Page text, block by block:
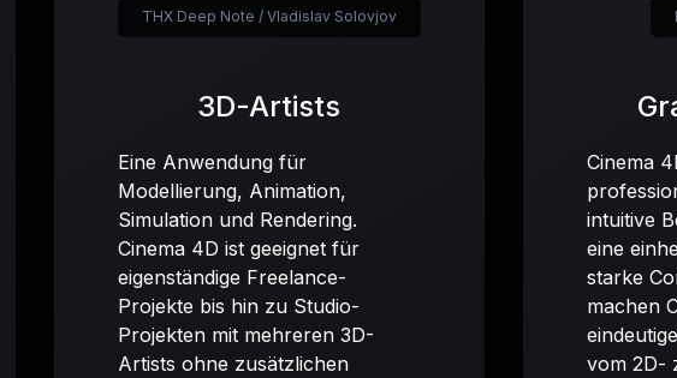
3D-Artists
Eine Anwendung für
Modellierung, Animation,
Simulation und Rendering.
Cinema 4D ist geeignet für
eigenständige Freelance-
Projekte bis hin zu Studio-
Projekten mit mehreren 3D-
Artists ohne zusätzlichen
THX Deep Note / Vladislav Solovjov
Cinema
intuitive
eine
starke
machen
vom 2D-